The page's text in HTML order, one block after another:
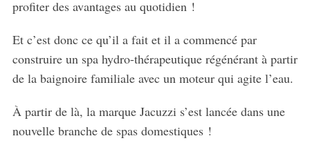
profiter des avantages au quotidien !
Et c’est donc ce qu’il a fait et il a commencé par
construire un spa hydro-thérapeutique régénérant à partir
de la baignoire familiale avec un moteur qui agite l’eau.
À partir de là, la marque Jacuzzi s’est lancée dans une
nouvelle branche de spas domestiques !